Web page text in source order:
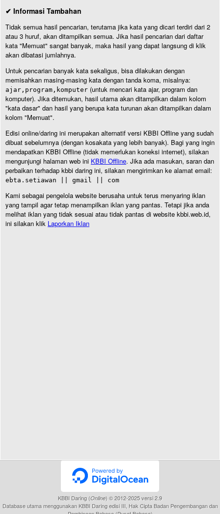
✔ Informasi Tambahan
Tidak semua hasil pencarian, terutama jika kata yang dicari terdiri dari 2
atau 3 huruf, akan ditampilkan semua. Jika hasil pencarian dari daftar
kata "Memuat" sangat banyak, maka hasil yang dapat langsung di klik
akan dibatasi jumlahnya.
Untuk pencarian banyak kata sekaligus, bisa dilakukan dengan
memisahkan masing-masing kata dengan tanda koma, misalnya:
ajar,program,komputer (untuk mencari kata ajar, program dan
komputer). Jika ditemukan, hasil utama akan ditampilkan dalam kolom
"kata dasar" dan hasil yang berupa kata turunan akan ditampilkan dalam
kolom "Memuat".
Edisi online/daring ini merupakan alternatif versi KBBI Offline yang sudah
dibuat sebelumnya (dengan kosakata yang lebih banyak). Bagi yang ingin
mendapatkan KBBI Offline (tidak memerlukan koneksi internet), silakan
mengunjungi halaman web ini KBBI Offline. Jika ada masukan, saran dan
perbaikan terhadap kbbi daring ini, silakan mengirimkan ke alamat email:
ebta.setiawan || gmail || com
Kami sebagai pengelola website berusaha untuk terus menyaring iklan
yang tampil agar tetap menampilkan iklan yang pantas. Tetapi jika anda
melihat iklan yang tidak sesuai atau tidak pantas di website kbbi.web.id,
ini silakan klik Laporkan Iklan
KBBI Daring (Online) © 2012-2025 versi 2.9
Database utama menggunakan KBBI Daring edisi III, Hak Cipta Badan Pengembangan dan